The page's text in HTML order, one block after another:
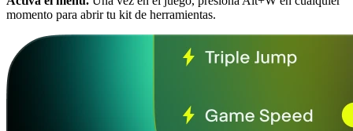
momento para abrir tu kit de herramientas.